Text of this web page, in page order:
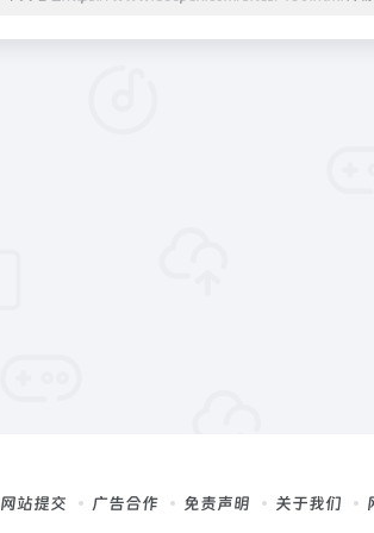
网站提交 广告合作 免责声明 关于我们